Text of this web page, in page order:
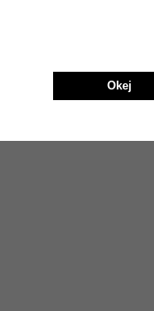
Okej